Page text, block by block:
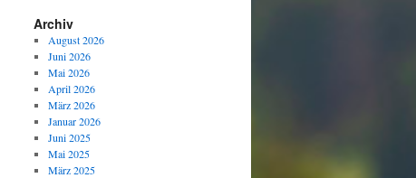
Archiv
August 2026
Juni 2026
Mai 2026
April 2026
März 2026
Januar 2026
Juni 2025
Mai 2025
März 2025